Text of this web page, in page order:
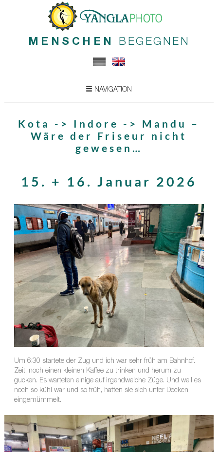
MENSCHEN BEGEGNEN
NAVIGATION
Kota -> Indore -> Mandu –
Wäre der Friseur nicht
gewesen…
15. + 16. Januar 2026
Um 6:30 startete der Zug und ich war sehr früh am Bahnhof.
Zeit, noch einen kleinen Kaffee zu trinken und herum zu
gucken. Es warteten einige auf irgendwelche Züge. Und weil es
noch so kühl war und so früh, hatten sie sich unter Decken
eingemümmelt.